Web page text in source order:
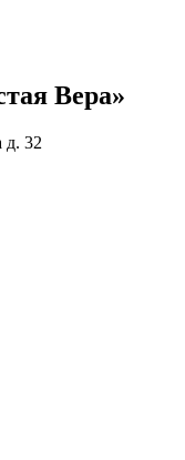
Вера»
д. 32